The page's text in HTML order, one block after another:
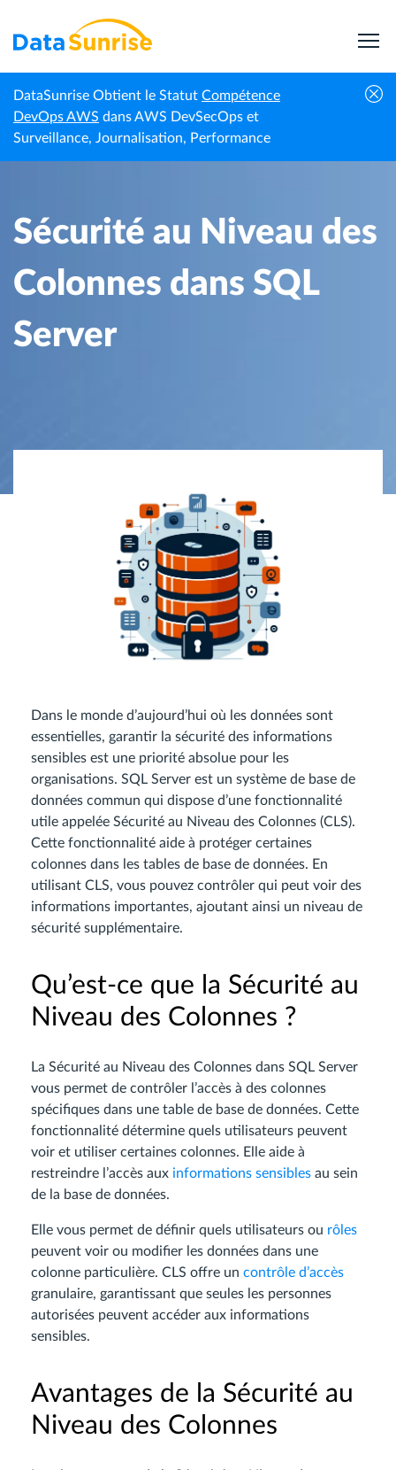
DataSunrise Obtient le Statut Compétence
DevOps AWS dans AWS DevSecOps et
Surveillance, Journalisation, Performance
Accueil
Centre de
connaissances
Sécurité au Niveau des Colonnes dans
SQL Server
Sécurité au Niveau des
Colonnes dans SQL
Server
Dans le monde d’aujourd’hui où les données sont
essentielles, garantir la sécurité des informations
sensibles est une priorité absolue pour les
organisations. SQL Server est un système de base de
données commun qui dispose d’une fonctionnalité
utile appelée Sécurité au Niveau des Colonnes (CLS).
Cette fonctionnalité aide à protéger certaines
colonnes dans les tables de base de données. En
utilisant CLS, vous pouvez contrôler qui peut voir des
informations importantes, ajoutant ainsi un niveau de
sécurité supplémentaire.
Qu’est-ce que la Sécurité au
Niveau des Colonnes ?
La Sécurité au Niveau des Colonnes dans SQL Server
vous permet de contrôler l’accès à des colonnes
spécifiques dans une table de base de données. Cette
fonctionnalité détermine quels utilisateurs peuvent
voir et utiliser certaines colonnes. Elle aide à
restreindre l’accès aux informations sensibles au sein
de la base de données.
Elle vous permet de définir quels utilisateurs ou rôles
peuvent voir ou modifier les données dans une
colonne particulière. CLS offre un contrôle d’accès
granulaire, garantissant que seules les personnes
autorisées peuvent accéder aux informations
sensibles.
Avantages de la Sécurité au
Niveau des Colonnes